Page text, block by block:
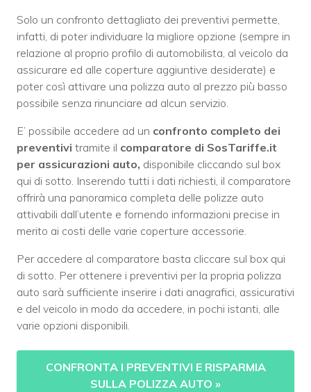
Solo un confronto dettagliato dei preventivi permette,
infatti, di poter individuare la migliore opzione (sempre in
relazione al proprio profilo di automobilista, al veicolo da
assicurare ed alle coperture aggiuntive desiderate) e
poter così attivare una polizza auto al prezzo più basso
possibile senza rinunciare ad alcun servizio.
E’ possibile accedere ad un confronto completo dei
preventivi tramite il comparatore di SosTariffe.it
per assicurazioni auto, disponibile cliccando sul box
qui di sotto. Inserendo tutti i dati richiesti, il comparatore
offrirà una panoramica completa delle polizze auto
attivabili dall’utente e fornendo informazioni precise in
merito ai costi delle varie coperture accessorie.
Per accedere al comparatore basta cliccare sul box qui
di sotto. Per ottenere i preventivi per la propria polizza
auto sarà sufficiente inserire i dati anagrafici, assicurativi
e del veicolo in modo da accedere, in pochi istanti, alle
varie opzioni disponibili.
CONFRONTA I PREVENTIVI E RISPARMIA
SULLA POLIZZA AUTO »